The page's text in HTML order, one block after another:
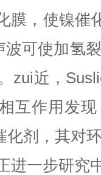
膜，使镍催
波可使加氢
zui近，
互作用发
化剂，其对
进一步研究